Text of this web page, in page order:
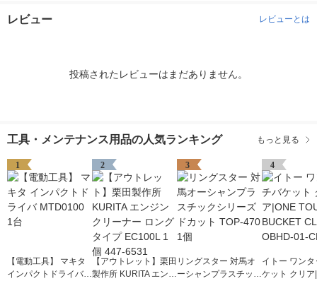
レビュー レビューとは
投稿されたレビューはまだありません。
工具・メンテナンス用品の人気ランキング もっと見る
1
【電動工具】 マキタ
インパクトドライバ
2
【アウトレット】栗田
製作所 KURITA エンジ
3
リングスター 対馬オ
ーシャンプラスチック
4
イトー ワン
ケット クリア